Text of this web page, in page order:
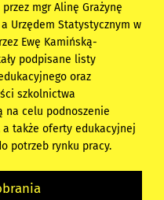
mgr Alinę Grażynę
a Urzędem Statystycznym w
Ewę Kamińską-
podpisane listy
oraz
szkolnictwa
na celu podnoszenie
także oferty edukacyjnej
potrzeb rynku pracy.